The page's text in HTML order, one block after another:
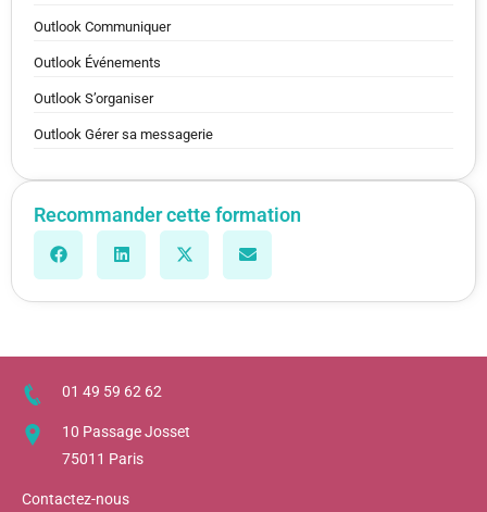
Outlook Communiquer
Outlook Événements
Outlook S’organiser
Outlook Gérer sa messagerie
Recommander cette formation
01 49 59 62 62
10 Passage Josset
75011 Paris
Contactez-nous